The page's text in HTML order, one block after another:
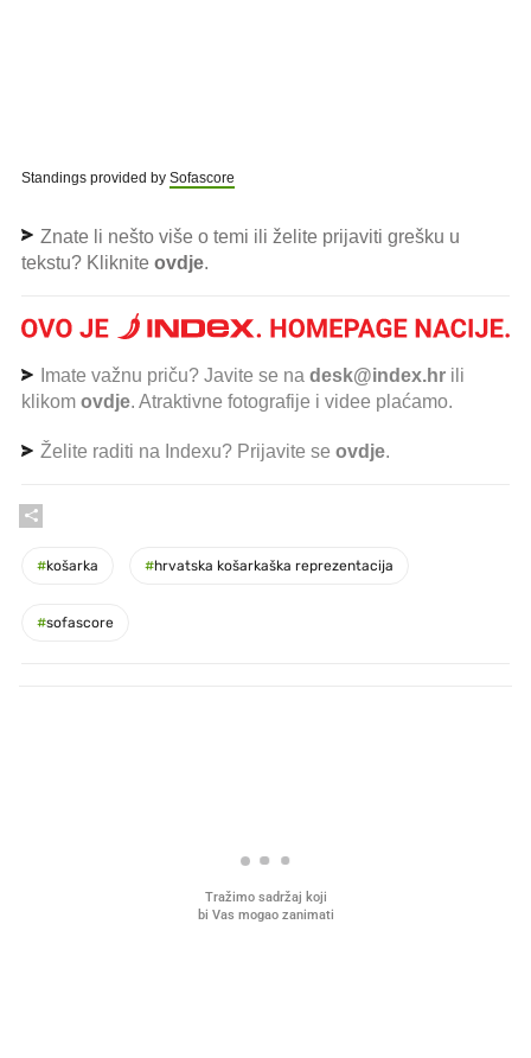
Standings provided by Sofascore
Znate li nešto više o temi ili želite prijaviti grešku u
tekstu? Kliknite ovdje.
Imate važnu priču? Javite se na desk@index.hr ili
klikom ovdje. Atraktivne fotografije i videe plaćamo.
Želite raditi na Indexu? Prijavite se ovdje.
#košarka #hrvatska košarkaška reprezentacija
#sofascore